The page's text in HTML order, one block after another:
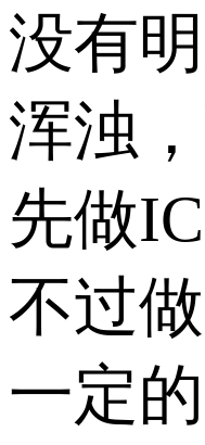
没有
浑浊
先做
不过
一定